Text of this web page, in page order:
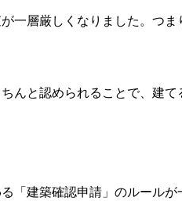
層厳しくなりました。つ
と認められることで、建
建築確認申請」のルール